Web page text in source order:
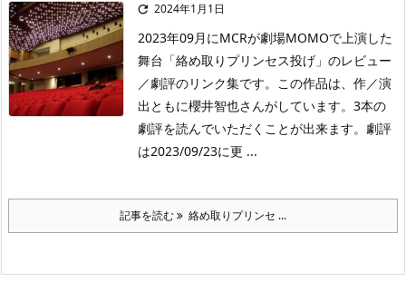
 2024年1月1日
2023年09月にMCRが劇場MOMOで上演した
舞台「絡め取りプリンセス投げ」のレビュー
／劇評のリンク集です。この作品は、作／演
出ともに櫻井智也さんがしています。3本の
劇評を読んでいただくことが出来ます。劇評
は2023/09/23に更 ...
記事を読む 絡め取りプリンセ ...